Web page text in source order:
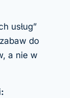
usług”
do
a nie w